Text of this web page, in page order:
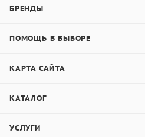
БРЕНДЫ
ПОМОЩЬ В ВЫБОРЕ
КАРТА САЙТА
КАТАЛОГ
УСЛУГИ